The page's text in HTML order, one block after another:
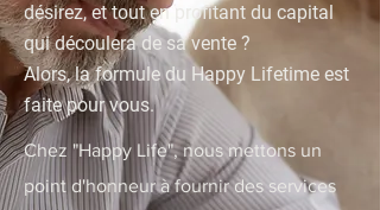
désirez, et tout en profitant du capital
qui découlera de sa vente ?
Alors, la formule du Happy Lifetime est
faite pour vous.
Chez "Happy Life", nous mettons un
point d'honneur à fournir des services